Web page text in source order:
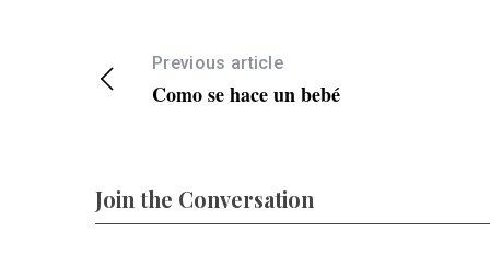
Previous article
Como se hace un bebé
Join the Conversation